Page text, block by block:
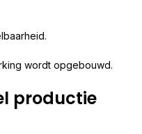
wordt opgebouwd.
productie